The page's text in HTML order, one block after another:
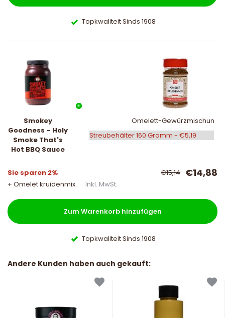
Topkwaliteit Sinds 1908
Smokey
Goodness – Holy
Smoke That's
Hot BBQ Sauce
Omelett-Gewürzmischung
Sie sparen 2% €15,14 €14,88
+ Omelet kruidenmix Inkl. MwSt.
Zum Warenkorb hinzufügen
Topkwaliteit Sinds 1908
Andere Kunden haben auch gekauft: